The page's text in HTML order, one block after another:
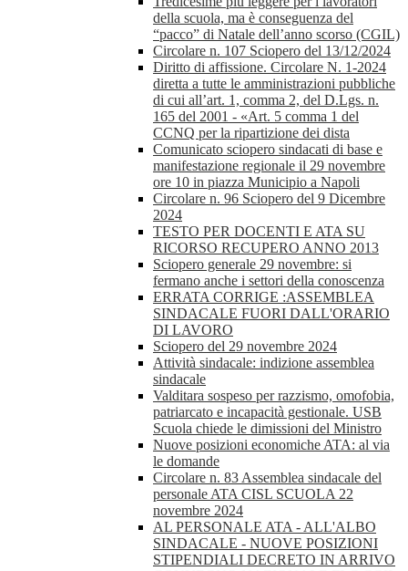
della scuola, ma è conseguenza del
“pacco” di Natale dell’anno scorso (CGIL)
Circolare n. 107 Sciopero del 13/12/2024
Diritto di affissione. Circolare N. 1-2024
diretta a tutte le amministrazioni pubbliche
di cui all’art. 1, comma 2, del D.Lgs. n.
165 del 2001 - «Art. 5 comma 1 del
CCNQ per la ripartizione dei dista
Comunicato sciopero sindacati di base e
manifestazione regionale il 29 novembre
ore 10 in piazza Municipio a Napoli
Circolare n. 96 Sciopero del 9 Dicembre
2024
TESTO PER DOCENTI E ATA SU
RICORSO RECUPERO ANNO 2013
Sciopero generale 29 novembre: si
fermano anche i settori della conoscenza
ERRATA CORRIGE :ASSEMBLEA
SINDACALE FUORI DALL'ORARIO
DI LAVORO
Sciopero del 29 novembre 2024
Attività sindacale: indizione assemblea
sindacale
Valditara sospeso per razzismo, omofobia,
patriarcato e incapacità gestionale. USB
Scuola chiede le dimissioni del Ministro
Nuove posizioni economiche ATA: al via
le domande
Circolare n. 83 Assemblea sindacale del
personale ATA CISL SCUOLA 22
novembre 2024
AL PERSONALE ATA - ALL'ALBO
SINDACALE - NUOVE POSIZIONI
STIPENDIALI DECRETO IN ARRIVO